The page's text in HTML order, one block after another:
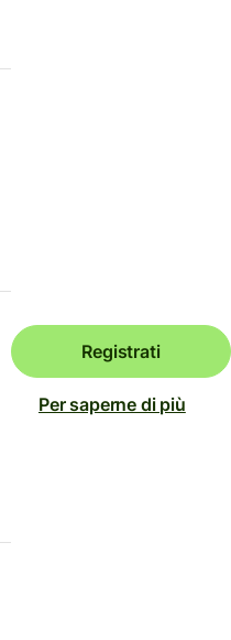
Registrati
Per saperne di più